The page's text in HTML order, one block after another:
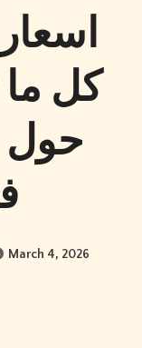
كل ما
March 4, 2026